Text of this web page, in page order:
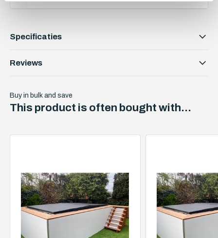
Specificaties
Reviews
Buy in bulk and save
This product is often bought with...